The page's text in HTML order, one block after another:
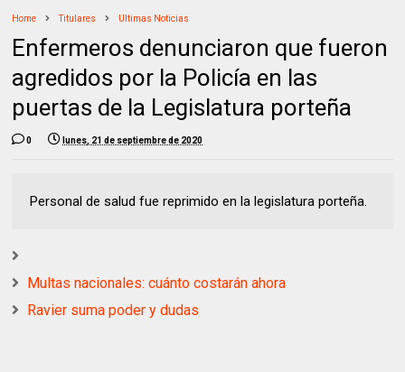
Home Titulares Ultimas Noticias
Enfermeros denunciaron que fueron
agredidos por la Policía en las
puertas de la Legislatura porteña
0 lunes, 21 de septiembre de 2020
Personal de salud fue reprimido en la legislatura porteña.
Multas nacionales: cuánto costarán ahora
Ravier suma poder y dudas